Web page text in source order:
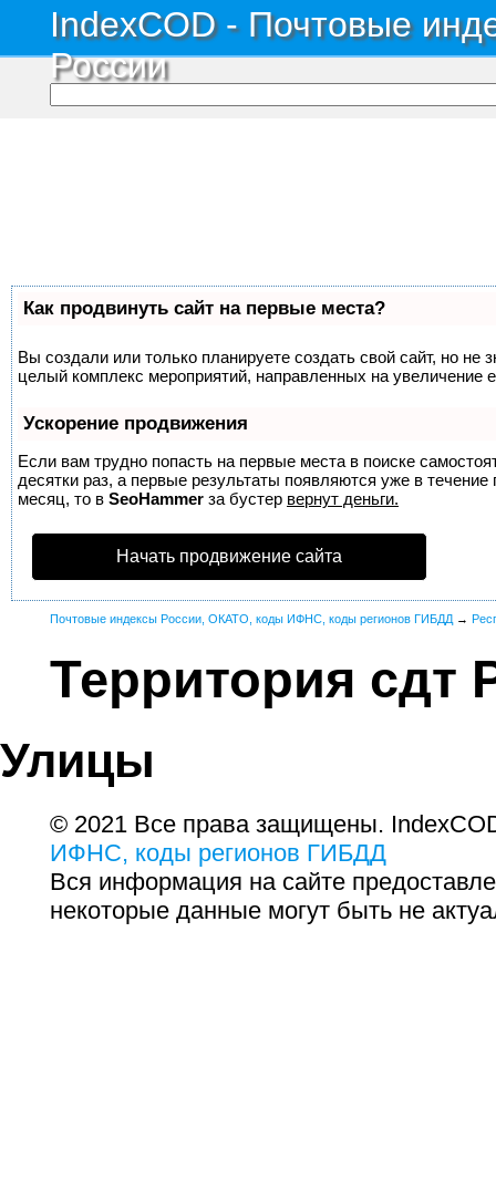
IndexCOD - Почтовые
России
Как продвинуть сайт на первые места?
Вы создали или только планируете создать свой сайт, но не
целый комплекс мероприятий, направленных на увеличение
Ускорение продвижения
Если вам трудно попасть на первые места в поиске
десятки раз, а первые результаты появляются уже в
месяц, то в SeoHammer за бустер вернут деньги.
Начать продвижение сайта
Почтовые индексы России, ОКАТО, коды ИФНС, коды регионов ГИБДД →
Территория сдт
Улицы
© 2021 Все права защищены.
ИФНС, коды регионов ГИБДД
Вся информация на сайте
некоторые данные могут быть не